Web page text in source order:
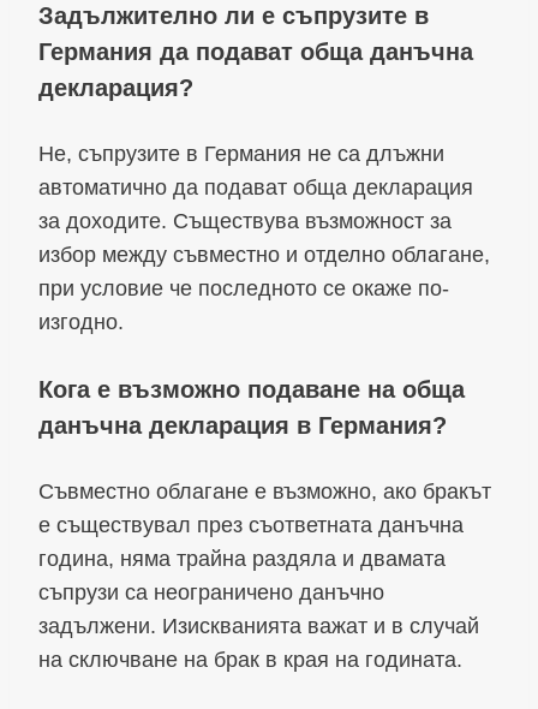
Задължително ли е съпрузите в
Германия да подават обща данъчна
декларация?
Не, съпрузите в Германия не са длъжни
автоматично да подават обща декларация
за доходите. Съществува възможност за
избор между съвместно и отделно облагане,
при условие че последното се окаже по-
изгодно.
Кога е възможно подаване на обща
данъчна декларация в Германия?
Съвместно облагане е възможно, ако бракът
е съществувал през съответната данъчна
година, няма трайна раздяла и двамата
съпрузи са неограничено данъчно
задължени. Изискванията важат и в случай
на сключване на брак в края на годината.